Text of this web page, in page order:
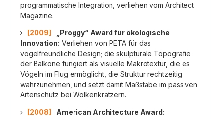
programmatische Integration, verliehen vom Architect
Magazine.
[2009]
„Proggy“ Award für ökologische
Innovation: Verliehen von PETA für das
vogelfreundliche Design; die skulpturale Topografie
der Balkone fungiert als visuelle Makrotextur, die es
Vögeln im Flug ermöglicht, die Struktur rechtzeitig
wahrzunehmen, und setzt damit Maßstäbe im passiven
Artenschutz bei Wolkenkratzern.
[2008]
American Architecture Award: